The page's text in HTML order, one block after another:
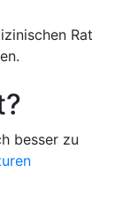
Rat
besser zu